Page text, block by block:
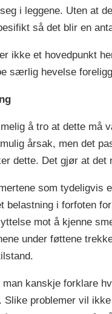
i leggene. Uten at
så det blir en
ikke et hovedpunkt
særlig hevelse
å tro at dette må
årsak, men det
dette. Det gjør at det
som tydeligvis
belastning i forfoten
mot å kjenne
under føttene
man kanskje forklare
Slike problemer vil